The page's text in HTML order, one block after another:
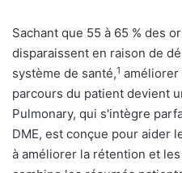
Sachant que 55 à 65 % des
disparaissent en raison de
système de santé,1 améliorer
parcours du patient devient
Pulmonary, qui s'intègre
DME, est conçue pour aider
à améliorer la rétention et